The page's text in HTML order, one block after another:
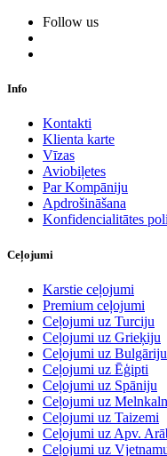
Follow us
Info
Kontakti
Klienta karte
Vīzas
Aviobiļetes
Par Kompāniju
Apdrošināšana
Konfidencialitātes
Ceļojumi
Karstie ceļojumi
Premium ceļojumi
Ceļojumi uz Turciju
Ceļojumi uz Grieķiju
Ceļojumi uz Bulgāriju
Ceļojumi uz Ēģipti
Ceļojumi uz Spāniju
Ceļojumi uz
Ceļojumi uz Taizemi
Ceļojumi uz Apv.
Ceļojumi uz